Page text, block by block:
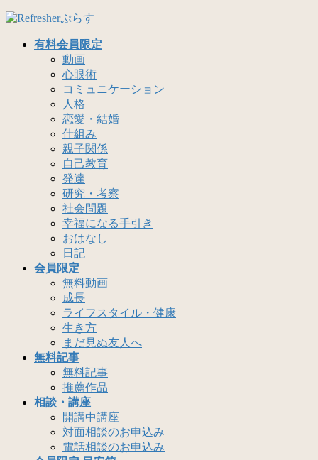
コ
ナ
有料会員限定
動画
心眼術
コミュニケーション
人格
恋愛・結婚
仕組み
親子関係
自己教育
発達
研究・考察
社会問題
幸福になる手引き
おはなし
日記
会員限定
無料動画
成長
ライフスタイル・健康
生き方
まだ見ぬ友人へ
無料記事
無料記事
推薦作品
相談・講座
開講中講座
対面相談のお申込み
電話相談のお申込み